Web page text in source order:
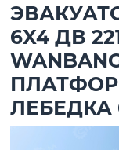
6X4 ДВ
ЛЕБЕДКА